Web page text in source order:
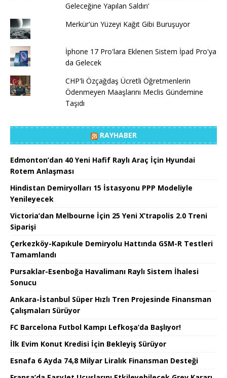
Geleceğine Yapılan Saldırı'
Merkür'ün Yüzeyi Kağıt Gibi Buruşuyor
İphone 17 Pro'lara Eklenen Sistem İpad Pro'ya
da Gelecek
CHP'li Özçağdaş Ücretli Öğretmenlerin
Ödenmeyen Maaşlarını Meclis Gündemine
Taşıdı
RAYHABER
Edmonton’dan 40 Yeni Hafif Raylı Araç İçin Hyundai
Rotem Anlaşması
Hindistan Demiryolları 15 İstasyonu PPP Modeliyle
Yenileyecek
Victoria’dan Melbourne İçin 25 Yeni X’trapolis 2.0 Treni
Siparişi
Çerkezköy-Kapıkule Demiryolu Hattında GSM-R Testleri
Tamamlandı
Pursaklar-Esenboğa Havalimanı Raylı Sistem İhalesi
Sonucu
Ankara-İstanbul Süper Hızlı Tren Projesinde Finansman
Çalışmaları Sürüyor
FC Barcelona Futbol Kampı Lefkoşa’da Başlıyor!
İlk Evim Konut Kredisi İçin Bekleyiş Sürüyor
Esnafa 6 Ayda 74,8 Milyar Liralık Finansman Desteği